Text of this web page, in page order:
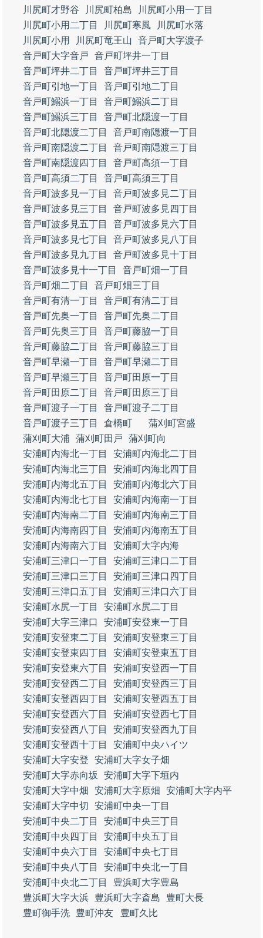
川尻町才野谷
川尻町柏島
川尻町小用一丁目
川尻町小用二丁目
川尻町寒風
川尻町水落
川尻町小用
川尻町竜王山
音戸町大字渡子
音戸町大字音戸
音戸町坪井一丁目
音戸町坪井二丁目
音戸町坪井三丁目
音戸町引地一丁目
音戸町引地二丁目
音戸町鰯浜一丁目
音戸町鰯浜二丁目
音戸町鰯浜三丁目
音戸町北隠渡一丁目
音戸町北隠渡二丁目
音戸町南隠渡一丁目
音戸町南隠渡二丁目
音戸町南隠渡三丁目
音戸町南隠渡四丁目
音戸町高須一丁目
音戸町高須二丁目
音戸町高須三丁目
音戸町波多見一丁目
音戸町波多見二丁目
音戸町波多見三丁目
音戸町波多見四丁目
音戸町波多見五丁目
音戸町波多見六丁目
音戸町波多見七丁目
音戸町波多見八丁目
音戸町波多見九丁目
音戸町波多見十丁目
音戸町波多見十一丁目
音戸町畑一丁目
音戸町畑二丁目
音戸町畑三丁目
音戸町有清一丁目
音戸町有清二丁目
音戸町先奥一丁目
音戸町先奥二丁目
音戸町先奥三丁目
音戸町藤脇一丁目
音戸町藤脇二丁目
音戸町藤脇三丁目
音戸町早瀬一丁目
音戸町早瀬二丁目
音戸町早瀬三丁目
音戸町田原一丁目
音戸町田原二丁目
音戸町田原三丁目
音戸町渡子一丁目
音戸町渡子二丁目
音戸町渡子三丁目
倉橋町
蒲刈町宮盛
蒲刈町大浦
蒲刈町田戸
蒲刈町向
安浦町内海北一丁目
安浦町内海北二丁目
安浦町内海北三丁目
安浦町内海北四丁目
安浦町内海北五丁目
安浦町内海北六丁目
安浦町内海北七丁目
安浦町内海南一丁目
安浦町内海南二丁目
安浦町内海南三丁目
安浦町内海南四丁目
安浦町内海南五丁目
安浦町内海南六丁目
安浦町大字内海
安浦町三津口一丁目
安浦町三津口二丁目
安浦町三津口三丁目
安浦町三津口四丁目
安浦町三津口五丁目
安浦町三津口六丁目
安浦町水尻一丁目
安浦町水尻二丁目
安浦町大字三津口
安浦町安登東一丁目
安浦町安登東二丁目
安浦町安登東三丁目
安浦町安登東四丁目
安浦町安登東五丁目
安浦町安登東六丁目
安浦町安登西一丁目
安浦町安登西二丁目
安浦町安登西三丁目
安浦町安登西四丁目
安浦町安登西五丁目
安浦町安登西六丁目
安浦町安登西七丁目
安浦町安登西八丁目
安浦町安登西九丁目
安浦町安登西十丁目
安浦町中央ハイツ
安浦町大字安登
安浦町大字女子畑
安浦町大字赤向坂
安浦町大字下垣内
安浦町大字中畑
安浦町大字原畑
安浦町大字内平
安浦町大字中切
安浦町中央一丁目
安浦町中央二丁目
安浦町中央三丁目
安浦町中央四丁目
安浦町中央五丁目
安浦町中央六丁目
安浦町中央七丁目
安浦町中央八丁目
安浦町中央北一丁目
安浦町中央北二丁目
豊浜町大字豊島
豊浜町大字大浜
豊浜町大字斎島
豊町大長
豊町御手洗
豊町沖友 豊町久比